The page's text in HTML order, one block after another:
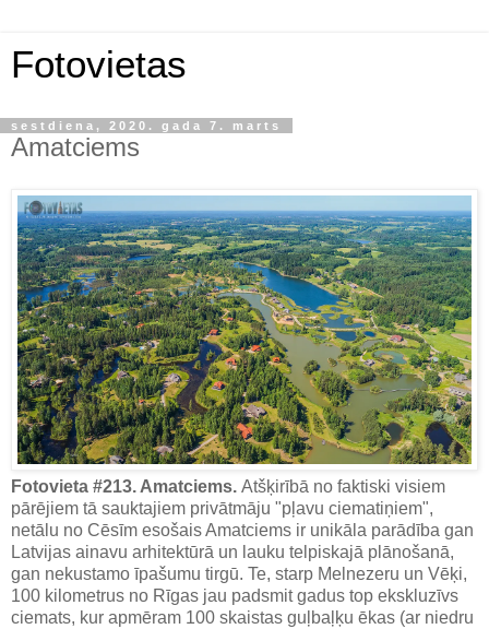
Fotovietas
sestdiena, 2020. gada 7. marts
Amatciems
Fotovieta #213. Amatciems. Atšķirībā no faktiski visiem
pārējiem tā sauktajiem privātmāju "pļavu ciematiņiem",
netālu no Cēsīm esošais Amatciems ir unikāla parādība gan
Latvijas ainavu arhitektūrā un lauku telpiskajā plānošanā,
gan nekustamo īpašumu tirgū. Te, starp Melnezeru un Vēķi,
100 kilometrus no Rīgas jau padsmit gadus top ekskluzīvs
ciemats, kur apmēram 100 skaistas guļbaļķu ēkas (ar niedru